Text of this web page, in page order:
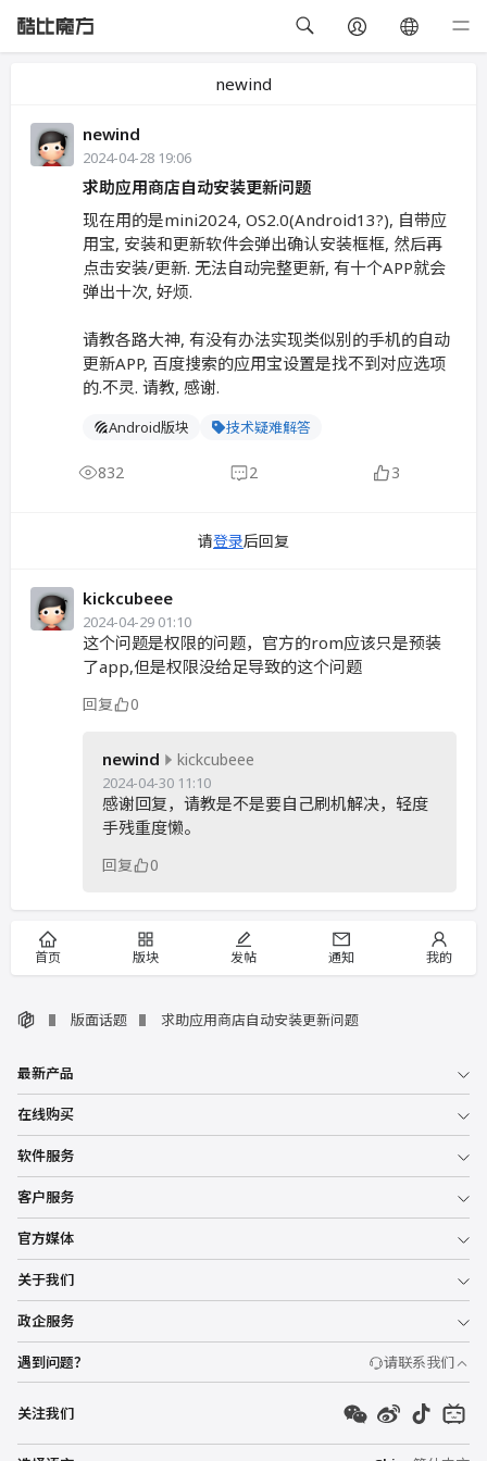
newind
newind
2024-04-28 19:06
求助应用商店自动安装更新问题
现在用的是mini2024, OS2.0(Android13?), 自带应
用宝, 安装和更新软件会弹出确认安装框框, 然后再
点击安装/更新. 无法自动完整更新, 有十个APP就会
弹出十次, 好烦.
请教各路大神, 有没有办法实现类似别的手机的自动
更新APP, 百度搜索的应用宝设置是找不到对应选项
的.不灵. 请教, 感谢.
Android版块 技术疑难解答
832 2 3
请登录后回复
kickcubeee
2024-04-29 01:10
这个问题是权限的问题，官方的rom应该只是预装
了app,但是权限没给足导致的这个问题
回复 0
newind kickcubeee
2024-04-30 11:10
感谢回复，请教是不是要自己刷机解决，轻度
手残重度懒。
回复 0
首页 版块 发帖 通知 我的
版面话题 求助应用商店自动安装更新问题
最新产品
在线购买
软件服务
客户服务
官方媒体
关于我们
政企服务
遇到问题？ 请联系我们
关注我们